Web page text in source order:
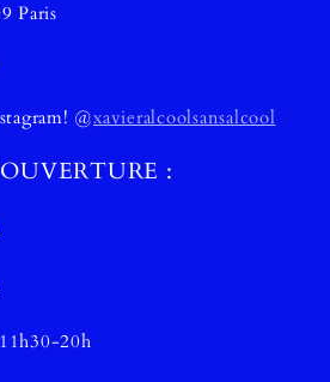
Paris
@xavieralcoolsansalcool
:
20h